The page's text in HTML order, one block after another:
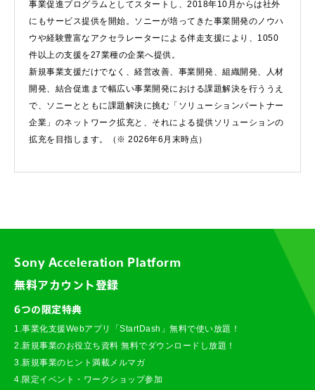
事業促進プログラムとしてスタートし、2018年10月からは社外
にもサービス提供を開始。ソニーが培ってきた事業開発のノウハ
ウや経験豊富なアクセラレーターによる伴走支援により、1050
件以上の支援を27業種の企業へ提供。
新規事業支援だけでなく、経営改善、事業開発、組織開発、人材
開発、結合促進まで幅広い事業開発における課題解決を行ううえ
で、ソニーとともに課題解決に挑む「ソリューションパートナー
企業」のネットワーク拡充と、それによる提供ソリューションの
拡充を目指します。（※ 2026年6月末時点）
Sony Acceleration Platform
無料アカウント登録
6つの限定特典
1.事業化支援Webアプリ「StartDash」無料で使い放題！
2.新規事業のお役立ち資料 無料でダウンロードし放題！
3.新規事業のヒント満載メルマガ
4.限定イベント・ワークショップ参加